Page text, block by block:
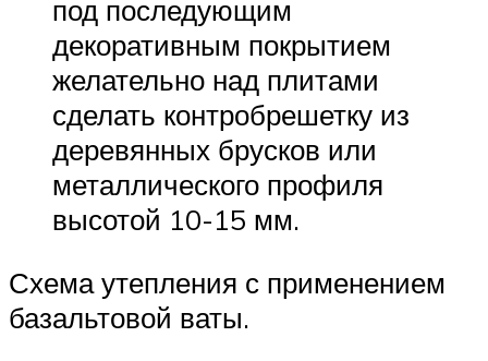
под последующим
декоративным покрытием
желательно над плитами
сделать контробрешетку из
деревянных брусков или
металлического профиля
высотой 10-15 мм.
Схема утепления с применением
базальтовой ваты.